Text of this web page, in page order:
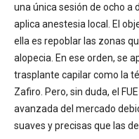
una única sesión de ocho a
aplica anestesia local. El
ella es repoblar las zonas
alopecia. En ese orden, se
trasplante capilar como la
Zafiro. Pero, sin duda, el
avanzada del mercado
suaves y precisas que las